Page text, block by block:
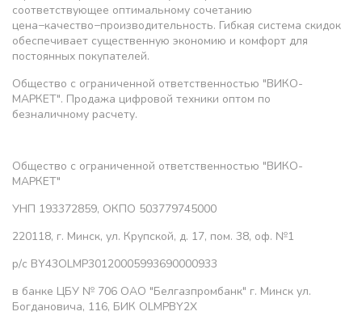
соответствующее оптимальному сочетанию
цена−качество−производительность. Гибкая система скидок
обеспечивает существенную экономию и комфорт для
постоянных покупателей.
Общество с ограниченной ответственностью "ВИКО-
МАРКЕТ". Продажа цифровой техники оптом по
безналичному расчету.
Общество с ограниченной ответственностью "ВИКО-
МАРКЕТ"
УНП 193372859, ОКПО 503779745000
220118, г. Минск, ул. Крупской, д. 17, пом. 38, оф. №1
р/с BY43OLMP30120005993690000933
в банке ЦБУ № 706 ОАО "Белгазпромбанк" г. Минск ул.
Богдановича, 116, БИК OLMPBY2X